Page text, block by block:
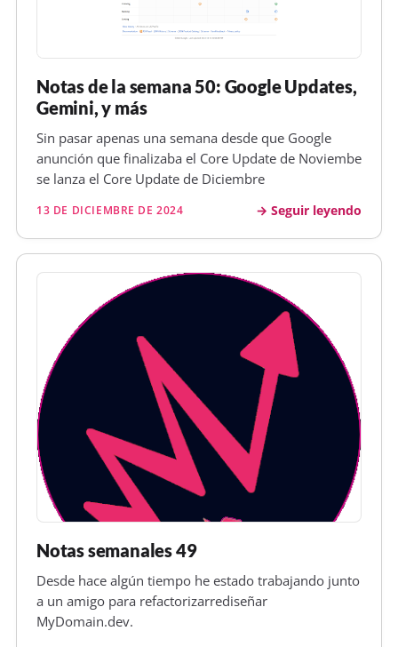
Notas de la semana 50: Google Updates,
Gemini, y más
Sin pasar apenas una semana desde que Google
anunción que finalizaba el Core Update de Noviembe
se lanza el Core Update de Diciembre
13 DE DICIEMBRE DE 2024 Seguir leyendo
Notas semanales 49
Desde hace algún tiempo he estado trabajando junto
a un amigo para refactorizarrediseñar
MyDomain.dev.